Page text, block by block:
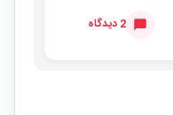
2 دیدگاه